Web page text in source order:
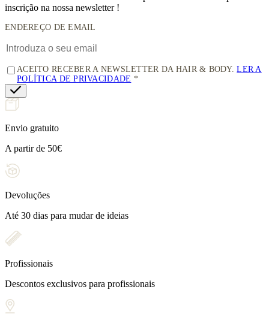
inscrição na nossa newsletter !
ENDEREÇO DE EMAIL
ACEITO RECEBER A NEWSLETTER DA HAIR & BODY.LER A
POLÍTICA DE PRIVACIDADE
Envio gratuito
A partir de 50€
Devoluções
Até 30 dias para mudar de ideias
Profissionais
Descontos exclusivos para profissionais